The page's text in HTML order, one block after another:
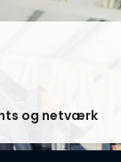
og netværk